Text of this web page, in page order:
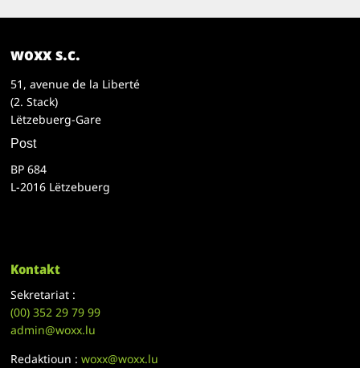
woxx s.c.
51, avenue de la Liberté
(2. Stack)
Lëtzebuerg-Gare
Post
BP 684
L-2016 Lëtzebuerg
Kontakt
Sekretariat :
(00)352 29 79 99
admin@woxx.lu
Redaktioun :woxx@woxx.lu